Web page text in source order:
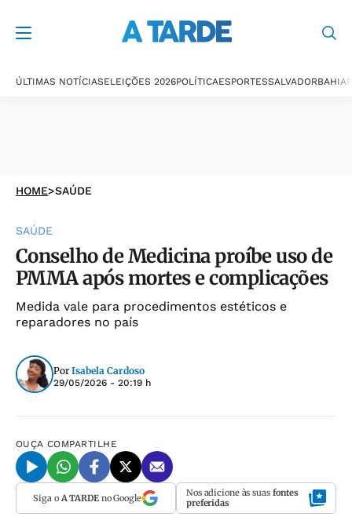
ÚLTIMAS NOTÍCIASELEIÇÕES 2026POLÍTICAESPORTESSALVADORBAHIA
HOME>SAÚDE
SAÚDE
Conselho de Medicina proíbe uso de
PMMA após mortes e complicações
Medida vale para procedimentos estéticos e
reparadores no país
Por Isabela Cardoso
29/05/2026 - 20:19 h
OUÇA COMPARTILHE
Siga o A TARDEno Google Nos adicione às suas fontes
preferidas